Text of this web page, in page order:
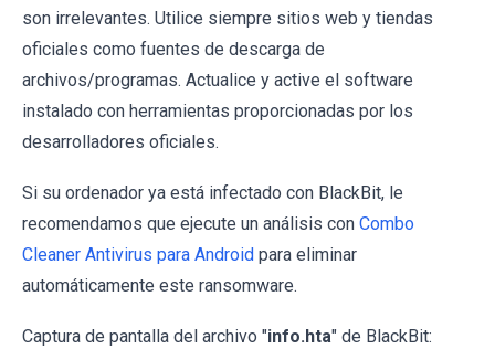
son irrelevantes. Utilice siempre sitios web y tiendas
oficiales como fuentes de descarga de
archivos/programas. Actualice y active el software
instalado con herramientas proporcionadas por los
desarrolladores oficiales.
Si su ordenador ya está infectado con BlackBit, le
recomendamos que ejecute un análisis con Combo
Cleaner Antivirus para Android para eliminar
automáticamente este ransomware.
Captura de pantalla del archivo "info.hta" de BlackBit: